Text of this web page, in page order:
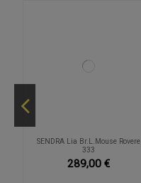
SENDRA Lia Br.L.Mouse Rovere
333
289,00 €